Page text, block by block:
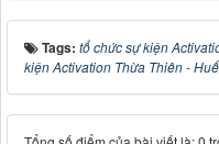
Tags: tổ chức sự kiện
kiện Activation Thừa Thiên -